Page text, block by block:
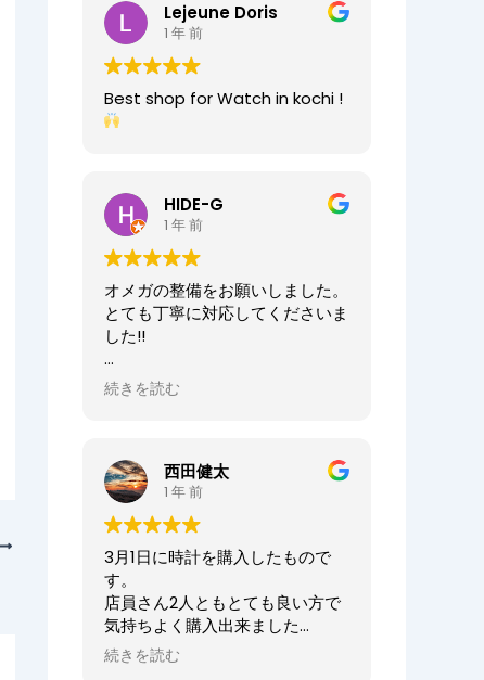
た。店員の方が親切なのに加え、
時計がお好きなのが伝わってきま
すし、寄り添った接客をしてくれ
ましたので、買い物が気持ちよく
できました。また、おすすめ通り
交換したベルトもガラッと雰囲気
と仕事がマッチしたご商売は人の
心を豊かにするんだなぁと感じ入
りました。ありがとうございま
す。
オーナーからの返信
先日はベルト調整のご依頼誠にあ
店内も楽しんでいただけて何より
でございます。
ませ。
Lejeune Doris
1 年 前
Best shop for Watch in kochi !
HIDE-G
1 年 前
オメガの整備をお願いしました。
とても丁寧に対応してくださいま
した!!
オーナーからの返信
HIDE-G様
正美堂時計店でございます。
この度は大切な時計の修理をお任
せいただき誠にありがとうござい
ます。
また、嬉しい口コミも誠にありが
とうございます！！
何度も来ていただき申し訳ござい
ませんでした。
続きを読む
西田健太
1 年 前
3月1日に時計を購入したもので
す。
店員さん2人ともとても良い方で
気持ちよく購入出来ました
ありがとうございました
続きを読む